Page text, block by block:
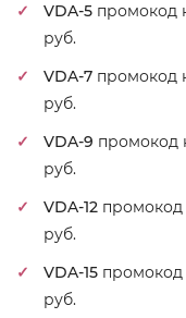
VDA-5 промокод
руб.
VDA-7 промокод
руб.
VDA-9 промокод
руб.
VDA-12 промокод
руб.
VDA-15 промокод
руб.